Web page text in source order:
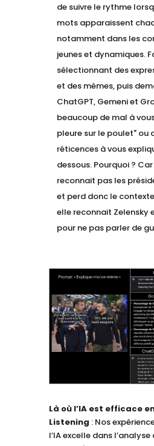
de suivre le rythme
mots apparaissent
notamment dans les
jeunes et dynamiques.
sélectionnant des
et des mèmes, puis
ChatGPT, Gemeni et
beaucoup de mal à
pleure sur le poulet" ou
réticences à vous
dessous. Pourquoi ?
reconnait pas les
et perd donc le
elle reconnait Zelensky
pour ne pas parler de
Là où l’IA est efficace
Listening : Nos
l’IA excelle dans